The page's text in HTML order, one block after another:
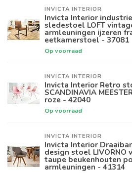
INVICTA INTERIOR
Invicta Interior
sledestoel LOFT
armleuningen ijzeren
eetkamerstoel - 37081
Op voorraad
INVICTA INTERIOR
Invicta Interior Retro
SCANDINAVIA
roze - 42040
Op voorraad
INVICTA INTERIOR
Invicta Interior
design stoel LIVORNO
taupe beukenhouten
armleuningen - 41314